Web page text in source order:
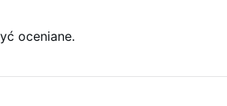
oceniane.